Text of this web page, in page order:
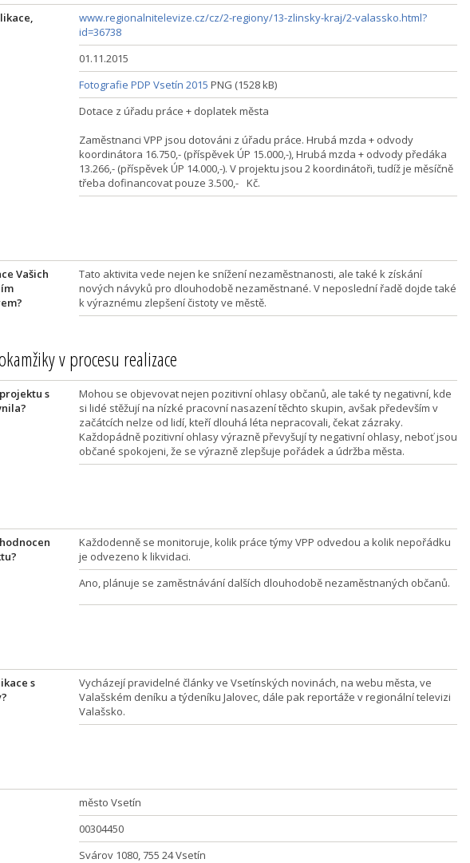
www.regionalnitelevize.cz/cz/2-regiony/13-zlinsky-kraj/2-valassko.html?
id=36738
01.11.2015
Fotografie PDP Vsetín 2015 PNG (1528 kB)
Dotace z úřadu práce + doplatek města
Zaměstnanci VPP jsou dotováni z úřadu práce. Hrubá mzda + odvody
koordinátora 16.750,- (příspěvek ÚP 15.000,-), Hrubá mzda + odvody předáka
13.266,- (příspěvek ÚP 14.000,-). V projektu jsou 2 koordinátoři, tudíž je měsíčně
třeba dofinancovat pouze 3.500,- Kč.
Vašich
Tato aktivita vede nejen ke snížení nezaměstnanosti, ale také k získání
nových návyků pro dlouhodobě nezaměstnané. V neposlední řadě dojde také
k výraznému zlepšení čistoty ve městě.
v procesu realizace
s
Mohou se objevovat nejen pozitivní ohlasy občanů, ale také ty negativní, kde
si lidé stěžují na nízké pracovní nasazení těchto skupin, avšak především v
začátcích nelze od lidí, kteří dlouhá léta nepracovali, čekat zázraky.
Každopádně pozitivní ohlasy výrazně převyšují ty negativní ohlasy, neboť jsou
občané spokojeni, že se výrazně zlepšuje pořádek a údržba města.
Každodenně se monitoruje, kolik práce týmy VPP odvedou a kolik nepořádku
je odvezeno k likvidaci.
Ano, plánuje se zaměstnávání dalších dlouhodobě nezaměstnaných občanů.
s
Vycházejí pravidelné články ve Vsetínských novinách, na webu města, ve
Valašském deníku a týdeníku Jalovec, dále pak reportáže v regionální televizi
Valašsko.
město Vsetín
00304450
Svárov 1080, 755 24 Vsetín